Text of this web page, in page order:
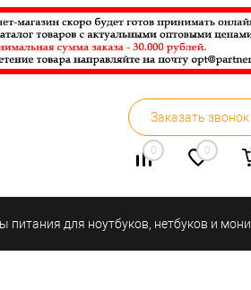
Заказать звонок
0 0
питания для ноутбуков, нетбуков и